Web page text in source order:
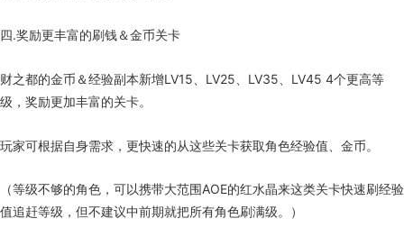
四.奖励更丰富的刷钱＆金币关卡
财之都的金币＆经验副本新增LV15、LV25、LV35、LV45 4个更高等
级，奖励更加丰富的关卡。
玩家可根据自身需求，更快速的从这些关卡获取角色经验值、金币。
（等级不够的角色，可以携带大范围AOE的红水晶来这类关卡快速刷经验
值追赶等级，但不建议中前期就把所有角色刷满级。）